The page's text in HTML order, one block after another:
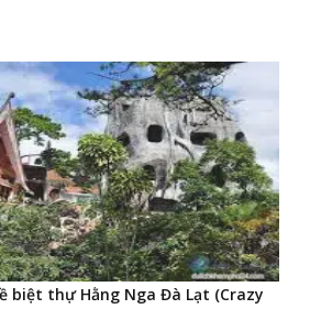
biệt thự Hằng Nga Đà Lạt (Crazy